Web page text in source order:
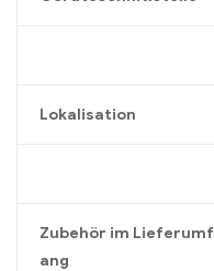
Lokalisation
Zubehör im Lieferumf
ang